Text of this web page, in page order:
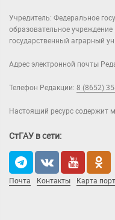
Учредитель: Федеральное
образовательное
государственный аграрный
Адрес электронной почты
Телефон Редакции: 8 (8652)
Настоящий ресурс содержит
СтГАУ в сети:
Почта Контакты Карта